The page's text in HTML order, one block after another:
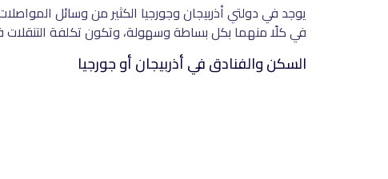
يوجد في دولتي أذربيجان وجورجيا الكثير من وسائل
في كلًا منهما بكل بساطة وسهولة، وتكون تكلفة التنقلات
السكن والفنادق في أذربيجان أو جورجيا